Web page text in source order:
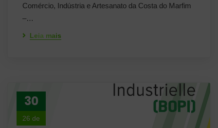
Comércio, Indústria e Artesanato da Costa do Marfim
–…
Leia mais
30
26 de